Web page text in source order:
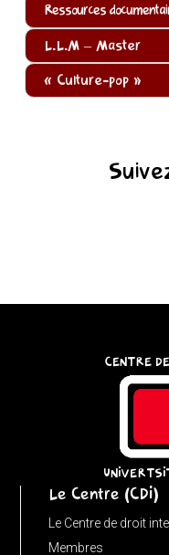
Ressources
L.L.M – Master
« Culture-pop »
input
CENTRE
Le Centre (CDI)
Le Centre de droit
Membres